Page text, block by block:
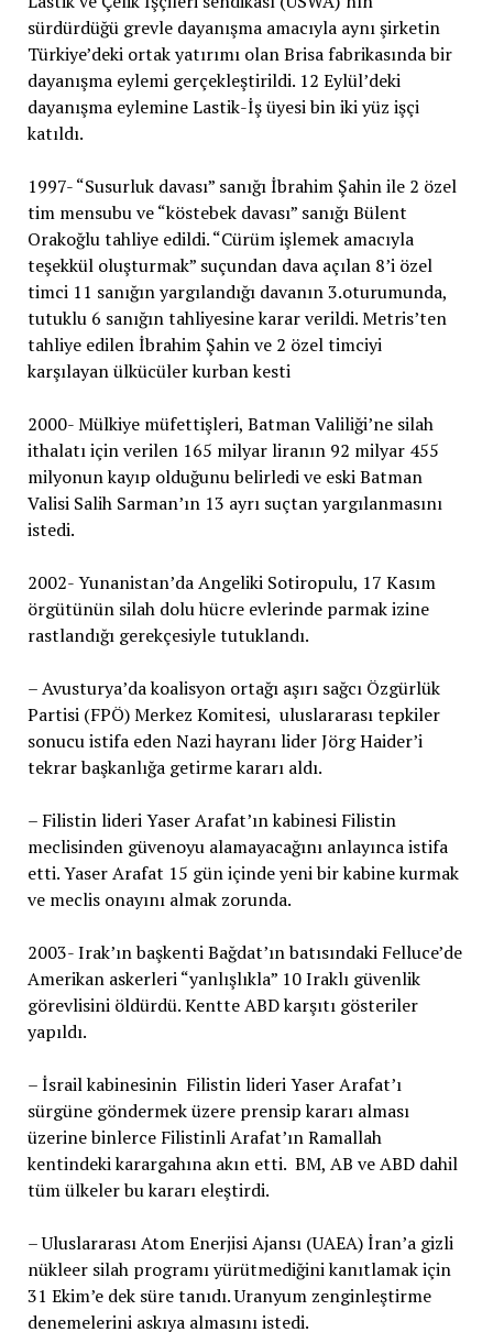
sürdürdüğü grevle dayanışma amacıyla aynı şirketin
Türkiye’deki ortak yatırımı olan Brisa fabrikasında bir
dayanışma eylemi gerçekleştirildi. 12 Eylül’deki
dayanışma eylemine Lastik-İş üyesi bin iki yüz işçi
katıldı.
1997- “Susurluk davası” sanığı İbrahim Şahin ile 2 özel
tim mensubu ve “köstebek davası” sanığı Bülent
Orakoğlu tahliye edildi. “Cürüm işlemek amacıyla
teşekkül oluşturmak” suçundan dava açılan 8’i özel
timci 11 sanığın yargılandığı davanın 3.oturumunda,
tutuklu 6 sanığın tahliyesine karar verildi. Metris’ten
tahliye edilen İbrahim Şahin ve 2 özel timciyi
karşılayan ülkücüler kurban kesti
2000- Mülkiye müfettişleri, Batman Valiliği’ne silah
ithalatı için verilen 165 milyar liranın 92 milyar 455
milyonun kayıp olduğunu belirledi ve eski Batman
Valisi Salih Sarman’ın 13 ayrı suçtan yargılanmasını
istedi.
2002- Yunanistan’da Angeliki Sotiropulu, 17 Kasım
örgütünün silah dolu hücre evlerinde parmak izine
rastlandığı gerekçesiyle tutuklandı.
– Avusturya’da koalisyon ortağı aşırı sağcı Özgürlük
Partisi (FPÖ) Merkez Komitesi, uluslararası tepkiler
sonucu istifa eden Nazi hayranı lider Jörg Haider’i
tekrar başkanlığa getirme kararı aldı.
– Filistin lideri Yaser Arafat’ın kabinesi Filistin
meclisinden güvenoyu alamayacağını anlayınca istifa
etti. Yaser Arafat 15 gün içinde yeni bir kabine kurmak
ve meclis onayını almak zorunda.
2003- Irak’ın başkenti Bağdat’ın batısındaki Felluce’de
Amerikan askerleri “yanlışlıkla” 10 Iraklı güvenlik
görevlisini öldürdü. Kentte ABD karşıtı gösteriler
yapıldı.
– İsrail kabinesinin Filistin lideri Yaser Arafat’ı
sürgüne göndermek üzere prensip kararı alması
üzerine binlerce Filistinli Arafat’ın Ramallah
kentindeki karargahına akın etti. BM, AB ve ABD dahil
tüm ülkeler bu kararı eleştirdi.
– Uluslararası Atom Enerjisi Ajansı (UAEA) İran’a gizli
nükleer silah programı yürütmediğini kanıtlamak için
31 Ekim’e dek süre tanıdı. Uranyum zenginleştirme
denemelerini askıya almasını istedi.